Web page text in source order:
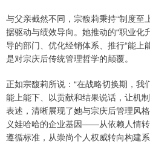
与父亲截然不同，宗馥莉秉持“制度至
据驱动与绩效导向。她推动的“职业化
导的部门、优化经销体系、推行“能上
是对宗庆后传统管理哲学的颠覆。
正如宗馥莉所说：“在战略切换期，我
能上能下、以贡献和结果说话，让机
表述，清晰展现了她与宗庆后管理风
义娃哈哈的企业基因——从依赖人情
遵循标准，从崇尚个人权威转向构建系